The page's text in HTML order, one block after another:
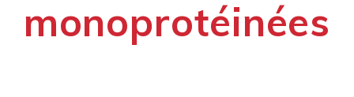
monoprotéinées